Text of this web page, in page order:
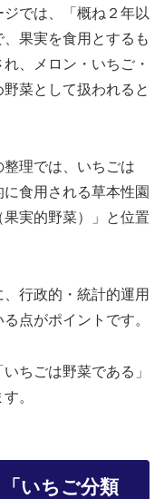
では、「概ね２年以
、果実を食用とするも
、メロン・いちご・
菜として扱われると
理では、いちごは
に食用される草本性園
実的野菜）」と位置
行政的・統計的運用
点がポイントです。
ちごは野菜である」
。
いちご分類